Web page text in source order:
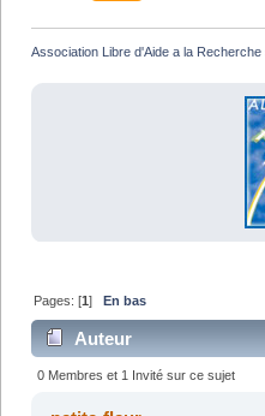
Association Libre d'Aide a la
Pages: [1] En bas
Auteur
0 Membres et 1 Invité sur ce sujet